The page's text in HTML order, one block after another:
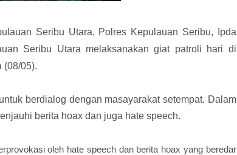
Seribu Utara, Polres Kepulauan Seribu, Ipda
Seribu Utara melaksanakan giat patroli hari di
(08/05).
berdialog dengan masayarakat setempat. Dalam
berita hoax dan juga hate speech.
oleh hate speech dan berita hoax yang beredar